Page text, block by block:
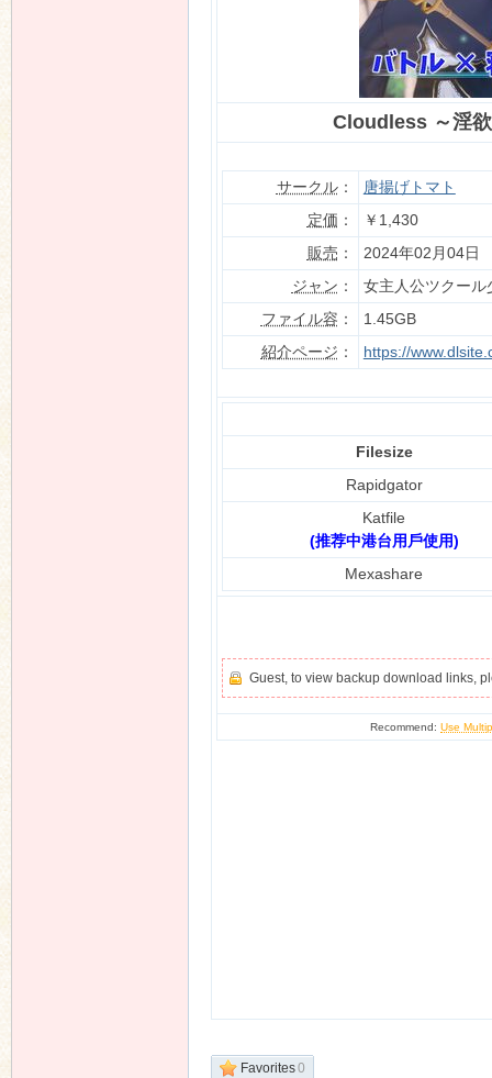
Cloudless ～淫
サークル：
唐揚げトマト
定価 ：
￥1,430
販売 ：
2024年02月04日
ジャン ：
女主人公ツクール
ファイル容 ：
1.45GB
紹介ページ ： https://
Filesize
Rapidgator
Katfile
(推荐中港台用戶使用)
Mexashare
Guest, to view backup download links,
Recommend:Use
Favorites0